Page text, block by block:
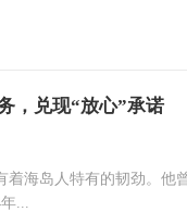
，兑现“放心”承诺
海岛人特有的韧劲。他
...